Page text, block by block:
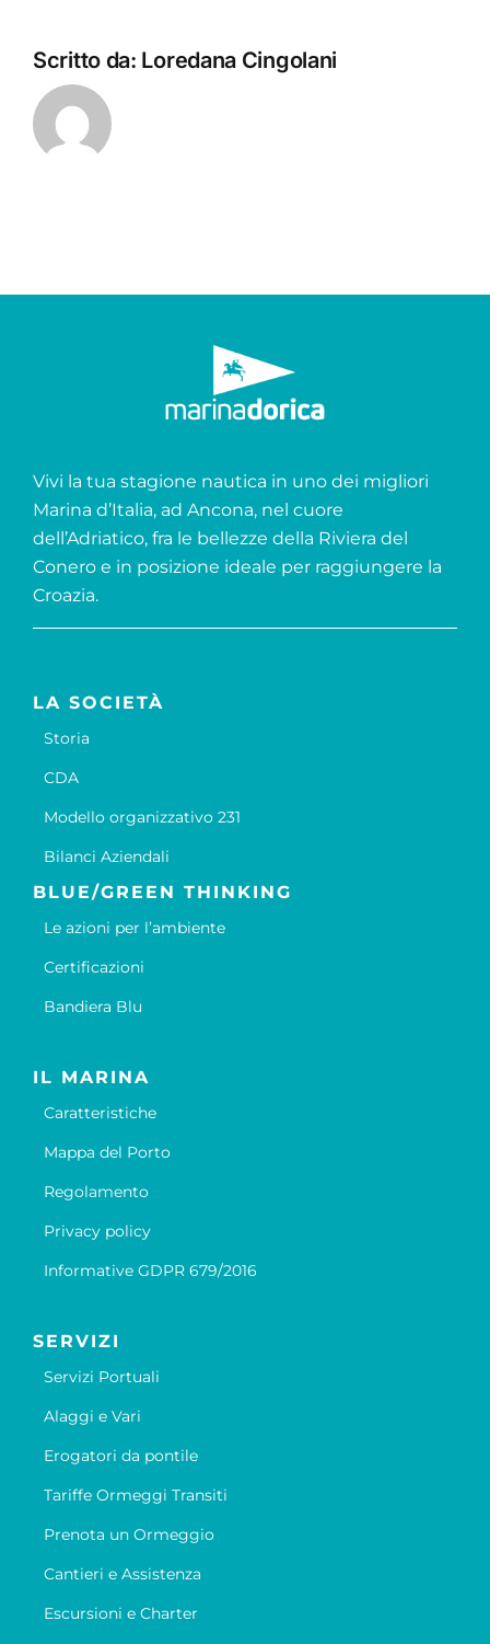
Scritto da: Loredana Cingolani
Vivi la tua stagione nautica in uno dei migliori
Marina d’Italia, ad Ancona, nel cuore
dell’Adriatico, fra le bellezze della Riviera del
Conero e in posizione ideale per raggiungere la
Croazia.
LA SOCIETÀ
Storia
CDA
Modello organizzativo 231
Bilanci Aziendali
BLUE/GREEN THINKING
Le azioni per l’ambiente
Certificazioni
Bandiera Blu
IL MARINA
Caratteristiche
Mappa del Porto
Regolamento
Privacy policy
Informative GDPR 679/2016
SERVIZI
Servizi Portuali
Alaggi e Vari
Erogatori da pontile
Tariffe Ormeggi Transiti
Prenota un Ormeggio
Cantieri e Assistenza
Escursioni e Charter